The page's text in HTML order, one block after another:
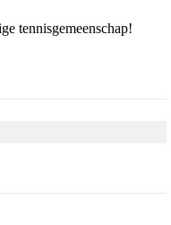
tennisgemeenschap!